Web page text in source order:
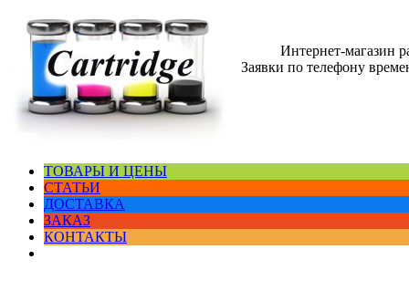
Интернет-магазин
Заявки по телефону
ТОВАРЫ И ЦЕНЫ
СТАТЬИ
ДОСТАВКА
ЗАКАЗ
КОНТАКТЫ